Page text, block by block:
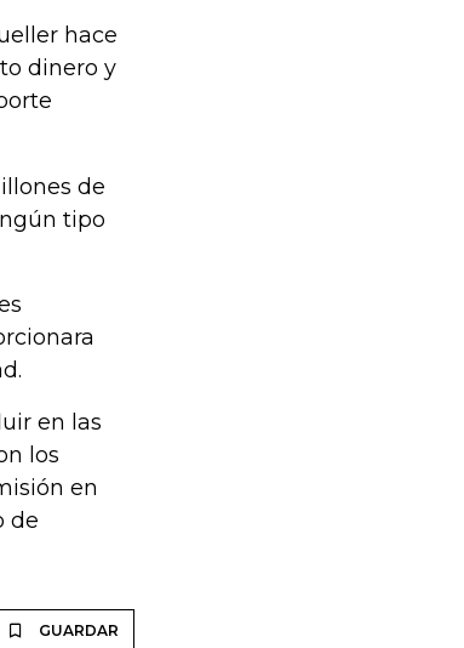
hace
dinero y
de
tipo
en las
los
en
de
GUARDAR